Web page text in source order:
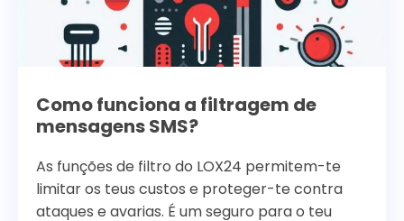
Como funciona a filtragem de
mensagens SMS?
As funções de filtro do LOX24 permitem-te
limitar os teus custos e proteger-te contra
ataques e avarias. É um seguro para o teu